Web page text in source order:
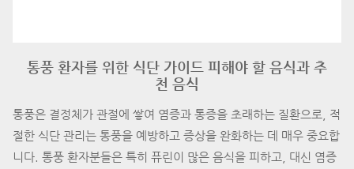
통풍 환자를 위한 식단 가이드 피해야 할 음식과 추
천 음식
통풍은 결정체가 관절에 쌓여 염증과 통증을 초래하는 질환으로, 적
절한 식단 관리는 통풍을 예방하고 증상을 완화하는 데 매우 중요합
니다. 통풍 환자분들은 특히 퓨린이 많은 음식을 피하고, 대신 염증